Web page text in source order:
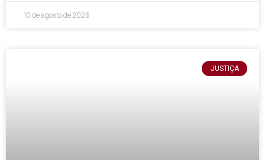
10 de agosto de 2026
JUSTIÇA